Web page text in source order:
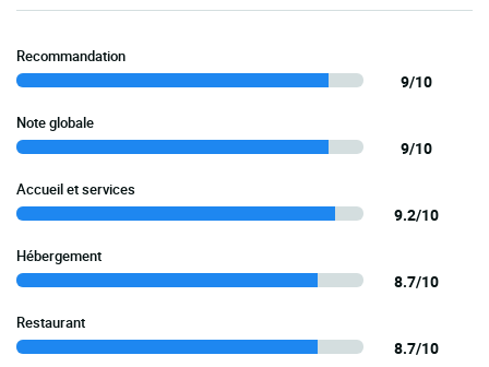
Recommandation
9/10
Note globale
9/10
Accueil et services
9.2/10
Hébergement
8.7/10
Restaurant
8.7/10